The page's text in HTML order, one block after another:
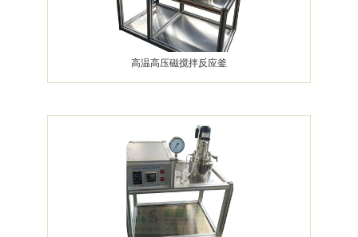
高温高压磁搅拌反应釜